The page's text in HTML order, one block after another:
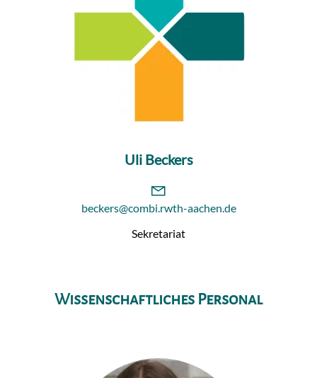
Uli Beckers
beckers@combi.rwth-aachen.de
Sekretariat
Wissenschaftliches Personal